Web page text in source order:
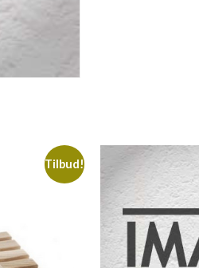
Tilbud!